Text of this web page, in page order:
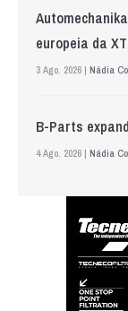
europeia da
3 Ago. 2026 | Nádia
B-Parts
4 Ago. 2026 | Nádia